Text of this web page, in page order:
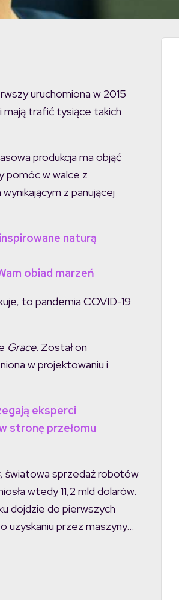
uruchomiona w 2015
mają trafić tysiące takich
produkcja ma objąć
pomóc w walce z
z panującej
naturą
obiad marzeń
to pandemia COVID-19
Grace. Został on
w projektowaniu i
eksperci
stronę przełomu
, światowa sprzedaż robotów
wtedy 11,2 mld dolarów.
dojdzie do pierwszych
uzyskaniu przez maszyny…